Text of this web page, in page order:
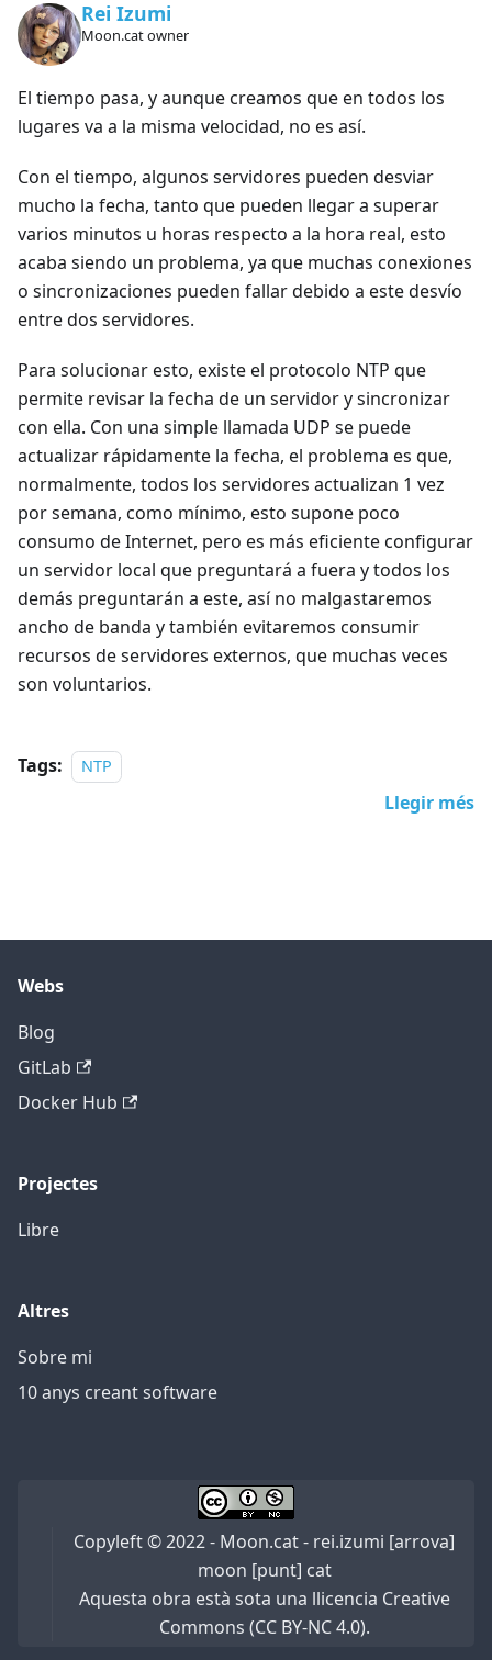
Rei Izumi
Moon.cat owner
El tiempo pasa, y aunque creamos que en todos los
lugares va a la misma velocidad, no es así.
Con el tiempo, algunos servidores pueden desviar
mucho la fecha, tanto que pueden llegar a superar
varios minutos u horas respecto a la hora real, esto
acaba siendo un problema, ya que muchas conexiones
o sincronizaciones pueden fallar debido a este desvío
entre dos servidores.
Para solucionar esto, existe el protocolo NTP que
permite revisar la fecha de un servidor y sincronizar
con ella. Con una simple llamada UDP se puede
actualizar rápidamente la fecha, el problema es que,
normalmente, todos los servidores actualizan 1 vez
por semana, como mínimo, esto supone poco
consumo de Internet, pero es más eficiente configurar
un servidor local que preguntará a fuera y todos los
demás preguntarán a este, así no malgastaremos
ancho de banda y también evitaremos consumir
recursos de servidores externos, que muchas veces
son voluntarios.
Tags: NTP
Llegir més
Webs
Blog
GitLab
Docker Hub
Projectes
Libre
Altres
Sobre mi
10 anys creant software
Copyleft © 2022 - Moon.cat - rei.izumi [arrova]
moon [punt] cat
Aquesta obra està sota una llicencia Creative
Commons (CC BY-NC 4.0).